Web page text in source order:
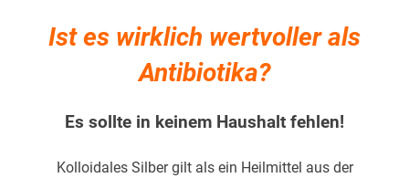
Ist es wirklich wertvoller als
Antibiotika?
Es sollte in keinem Haushalt fehlen!
Kolloidales Silber gilt als ein Heilmittel aus der